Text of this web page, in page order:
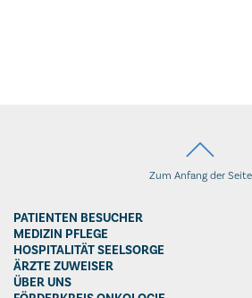
Zum Anfang der Seite
PATIENTEN BESUCHER
MEDIZIN PFLEGE
HOSPITALITÄT SEELSORGE
ÄRZTE ZUWEISER
ÜBER UNS